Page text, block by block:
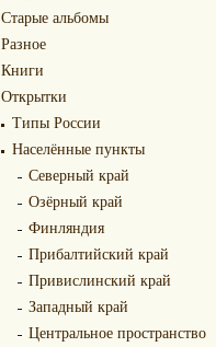
Старые альбомы
Разное
Книги
Открытки
Типы России
Населённые пункты
Северный край
Озёрный край
Финляндия
Прибалтийский край
Привислинский край
Западный край
Центральное пространство